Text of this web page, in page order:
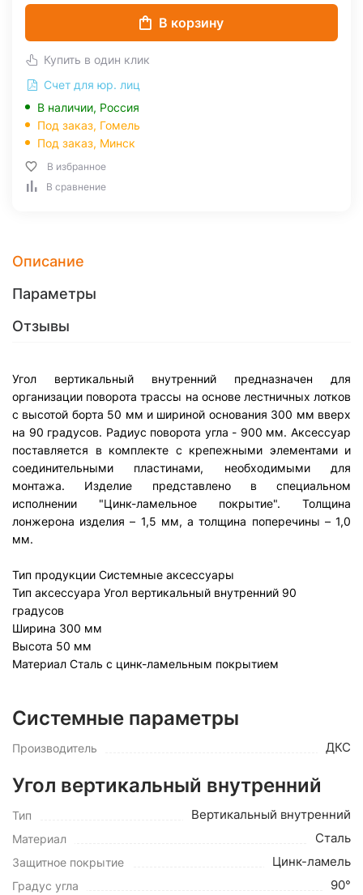
В корзину
Купить в один клик
Счет для юр. лиц
В наличии, Россия
Под заказ, Гомель
Под заказ, Минск
В избранное
В сравнение
Описание
Параметры
Отзывы
Угол вертикальный внутренний предназначен для
организации поворота трассы на основе лестничных лотков
с высотой борта 50 мм и шириной основания 300 мм вверх
на 90 градусов. Радиус поворота угла - 900 мм. Аксессуар
поставляется в комплекте с крепежными элементами и
соединительными пластинами, необходимыми для
монтажа. Изделие представлено в специальном
исполнении "Цинк-ламельное покрытие". Толщина
лонжерона изделия – 1,5 мм, а толщина поперечины – 1,0
мм.
Тип продукции Системные аксессуары
Тип аксессуара Угол вертикальный внутренний 90
градусов
Ширина 300 мм
Высота 50 мм
Материал Сталь с цинк-ламельным покрытием
Системные параметры
Производитель ДКС
Угол вертикальный внутренний
Тип Вертикальный внутренний
Материал Сталь
Защитное покрытие Цинк-ламель
Градус угла 90°